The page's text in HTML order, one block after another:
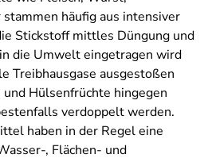
häufig aus intensiver
Stickstoff mittles Düngung und
die Umwelt eingetragen wird
Treibhausgase ausgestoßen
Hülsenfrüchte hingegen
verdoppelt werden.
haben in der Regel eine
, Flächen- und